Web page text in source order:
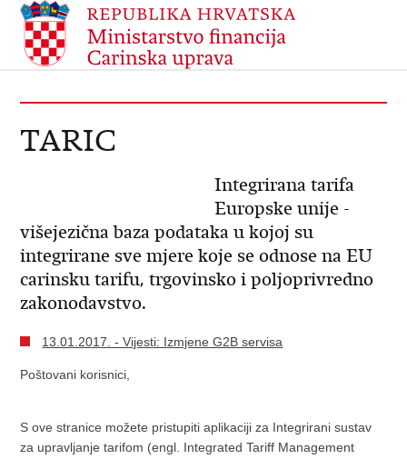
TARIC
Integrirana tarifa
Europske unije -
višejezična baza podataka u kojoj su
integrirane sve mjere koje se odnose na EU
carinsku tarifu, trgovinsko i poljoprivredno
zakonodavstvo.
13.01.2017. - Vijesti: Izmjene G2B servisa
Poštovani korisnici,
S ove stranice možete pristupiti aplikaciji za Integrirani sustav
za upravljanje tarifom (engl. Integrated Tariff Management